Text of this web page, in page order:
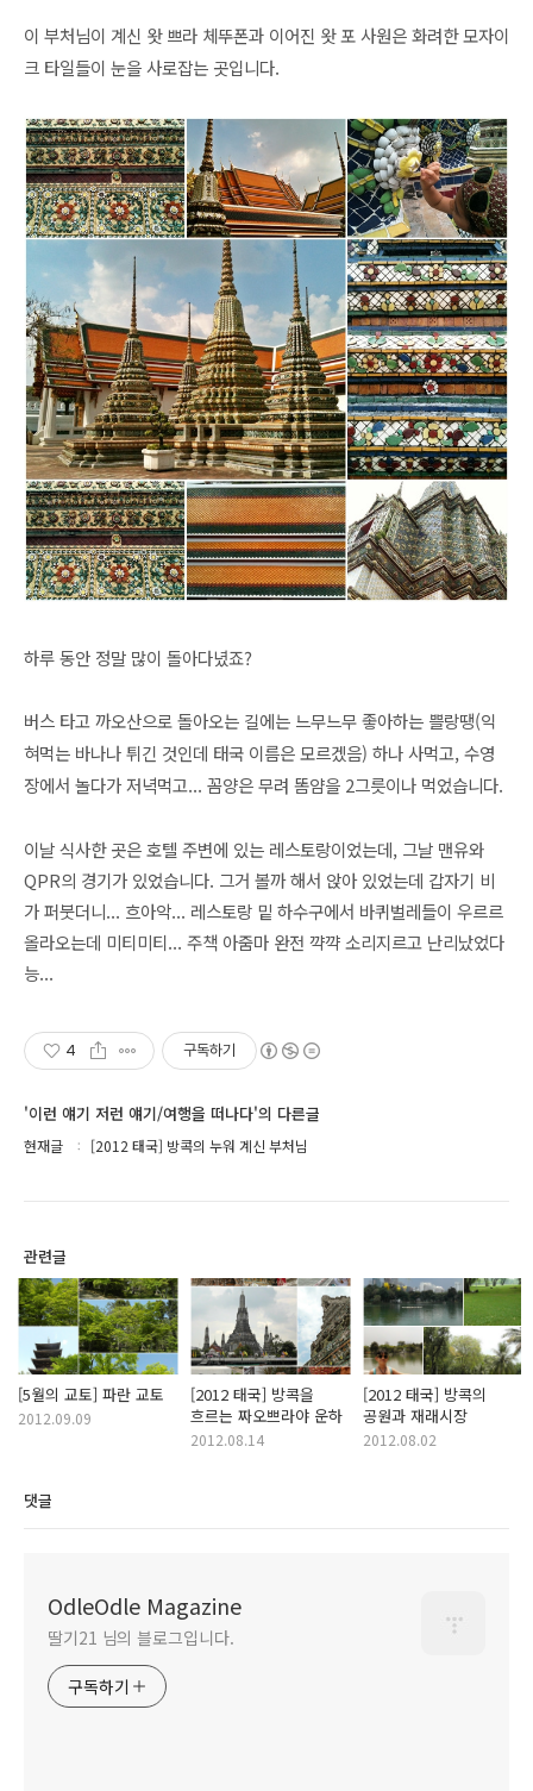
이 부처님이 계신 왓 쁘라 체뚜폰과 이어진 왓 포 사원은 화려한 모자이
크 타일들이 눈을 사로잡는 곳입니다.
하루 동안 정말 많이 돌아다녔죠?
버스 타고 까오산으로 돌아오는 길에는 느무느무 좋아하는 쁠랑땡(익
혀먹는 바나나 튀긴 것인데 태국 이름은 모르겠음) 하나 사먹고, 수영
장에서 놀다가 저녁먹고... 꼼양은 무려 똠얌을 2그릇이나 먹었습니다.
이날 식사한 곳은 호텔 주변에 있는 레스토랑이었는데, 그날 맨유와
QPR의 경기가 있었습니다. 그거 볼까 해서 앉아 있었는데 갑자기 비
가 퍼붓더니... 흐아악... 레스토랑 밑 하수구에서 바퀴벌레들이 우르르
올라오는데 미티미티... 주책 아줌마 완전 꺅꺅 소리지르고 난리났었다
능...
4 구독하기
'이런 얘기 저런 얘기/여행을 떠나다'의 다른글
현재글 [2012 태국] 방콕의 누워 계신 부처님
관련글
[5월의 교토] 파란 교토
2012.09.09
[2012 태국] 방콕을
흐르는 짜오쁘라야 운하
2012.08.14
[2012 태국] 방콕의
공원과 재래시장
2012.08.02
댓글
OdleOdle Magazine
딸기21 님의 블로그입니다.
구독하기